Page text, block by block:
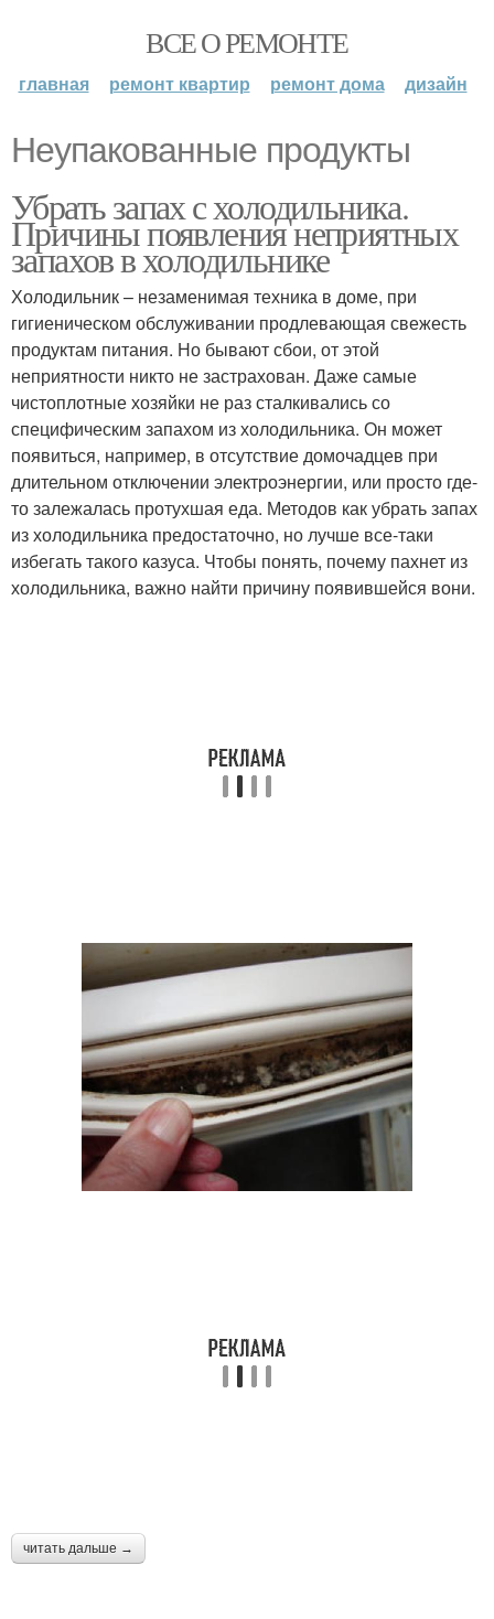
ВСЕ О РЕМОНТЕ
главная ремонт квартир ремонт дома дизайн
Неупакованные продукты
Убрать запах с холодильника.
Причины появления неприятных
запахов в холодильнике
Холодильник – незаменимая техника в доме, при
гигиеническом обслуживании продлевающая свежесть
продуктам питания. Но бывают сбои, от этой
неприятности никто не застрахован. Даже самые
чистоплотные хозяйки не раз сталкивались со
специфическим запахом из холодильника. Он может
появиться, например, в отсутствие домочадцев при
длительном отключении электроэнергии, или просто где-
то залежалась протухшая еда. Методов как убрать запах
из холодильника предостаточно, но лучше все-таки
избегать такого казуса. Чтобы понять, почему пахнет из
холодильника, важно найти причину появившейся вони.
читать дальше →